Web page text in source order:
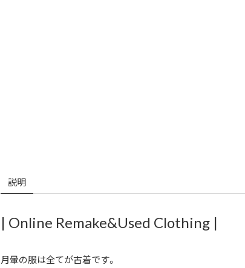
説明
| Online Remake&Used Clothing |
月暈の服は全てが古着です。